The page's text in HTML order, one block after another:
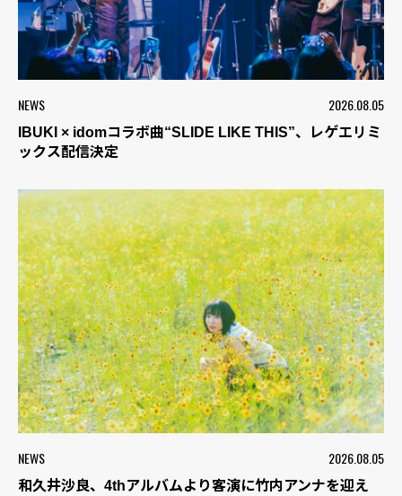
NEWS 2026.08.05
IBUKI × idomコラボ曲“SLIDE LIKE THIS”、レゲエリミ
ックス配信決定
NEWS 2026.08.05
和久井沙良、4thアルバムより客演に竹内アンナを迎え